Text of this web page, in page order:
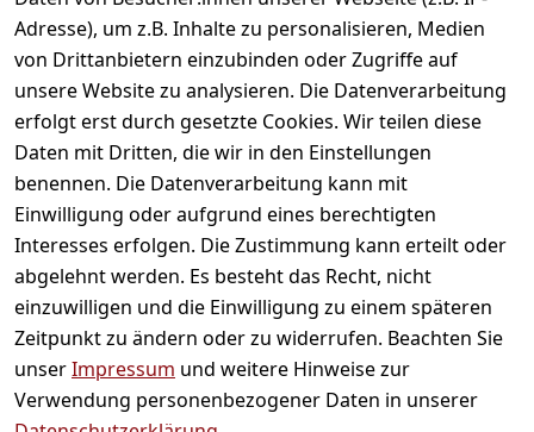
Adresse), um z.B. Inhalte zu personalisieren, Medien
von Drittanbietern einzubinden oder Zugriffe auf
unsere Website zu analysieren. Die Datenverarbeitung
erfolgt erst durch gesetzte Cookies. Wir teilen diese
Daten mit Dritten, die wir in den Einstellungen
benennen. Die Datenverarbeitung kann mit
Einwilligung oder aufgrund eines berechtigten
Interesses erfolgen. Die Zustimmung kann erteilt oder
abgelehnt werden. Es besteht das Recht, nicht
einzuwilligen und die Einwilligung zu einem späteren
Zeitpunkt zu ändern oder zu widerrufen. Beachten Sie
unserImpressum und weitere Hinweise zur
Verwendung personenbezogener Daten in unserer
Informationen
Mein Konto
Vertrag widerrufen
Unternehmen